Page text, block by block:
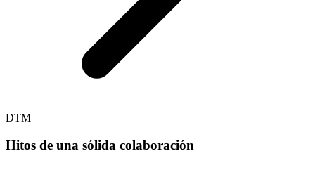
DTM
Hitos de una sólida colaboración